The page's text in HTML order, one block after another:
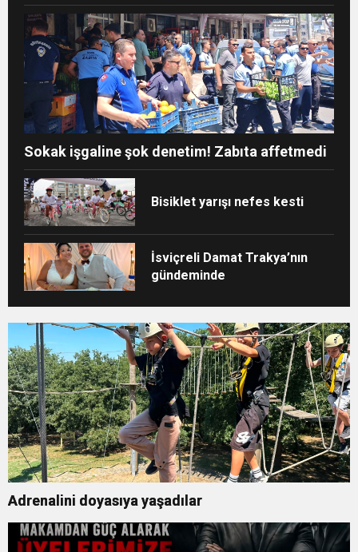
Sokak işgaline şok denetim! Zabıta affetmedi
Bisiklet yarışı nefes kesti
İsviçreli Damat Trakya’nın
gündeminde
Adrenalini doyasıya yaşadılar